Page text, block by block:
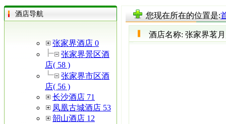
酒店导航
张家界酒店 0
张家界景区酒
店( 58 )
张家界市区酒
店( 56 )
长沙酒店 71
凤凰古城酒店 53
韶山酒店 12
您现在所在的位置是:
酒店名称: 张家界茗